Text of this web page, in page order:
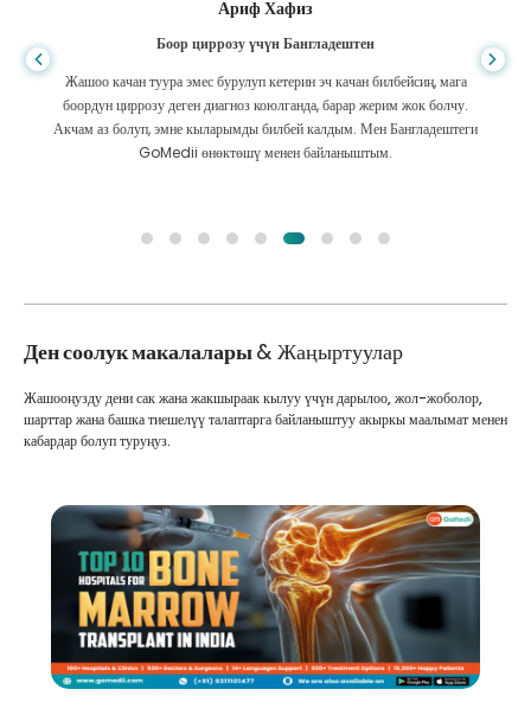
Ариф Хафиз
Боор циррозу үчүн Бангладештен
Жашоо качан туура эмес бурулуп кетерин эч качан билбейсиң, мага
боордун циррозу деген диагноз коюлганда, барар жерим жок болчу.
Акчам аз болуп, эмне кыларымды билбей калдым. Мен Бангладештеги
GoMedii өнөктөшү менен байланыштым.
Ден соолук макалалары& Жаңыртуулар
Жашооңузду дени сак жана жакшыраак кылуу үчүн дарылоо, жол-жоболор,
шарттар жана башка тиешелүү талаптарга байланыштуу акыркы маалымат менен
кабардар болуп туруңуз.